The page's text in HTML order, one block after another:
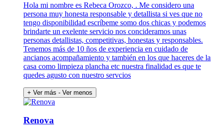
Hola mi nombre es Rebeca Orozco, . Me considero una
persona muy honesta responsable y detallista si ves que no
tengo disponibilidad escríbeme somo dos chicas y podemos
brindarte un exelente servicio nos concideramos unas
personas detallistas, competitivas, honestas y responsables.
Tenemos más de 10 ños de experiencia en cuidado de
ancianos acompañamiento y también en los que haceres de la
casa como limpieza plancha etc nuestra finalidad es que te
quedes agusto con nuestro servcios
+ Ver más - Ver menos
Renova